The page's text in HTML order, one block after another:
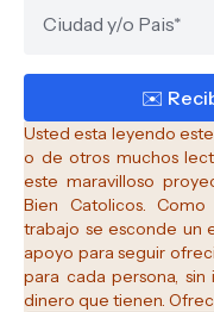
Usted esta leyendo
o de otros muchos
este maravilloso
Bien Catolicos.Como
trabajo se esconde un
apoyo para seguir
para cada persona,
dinero que tienen.